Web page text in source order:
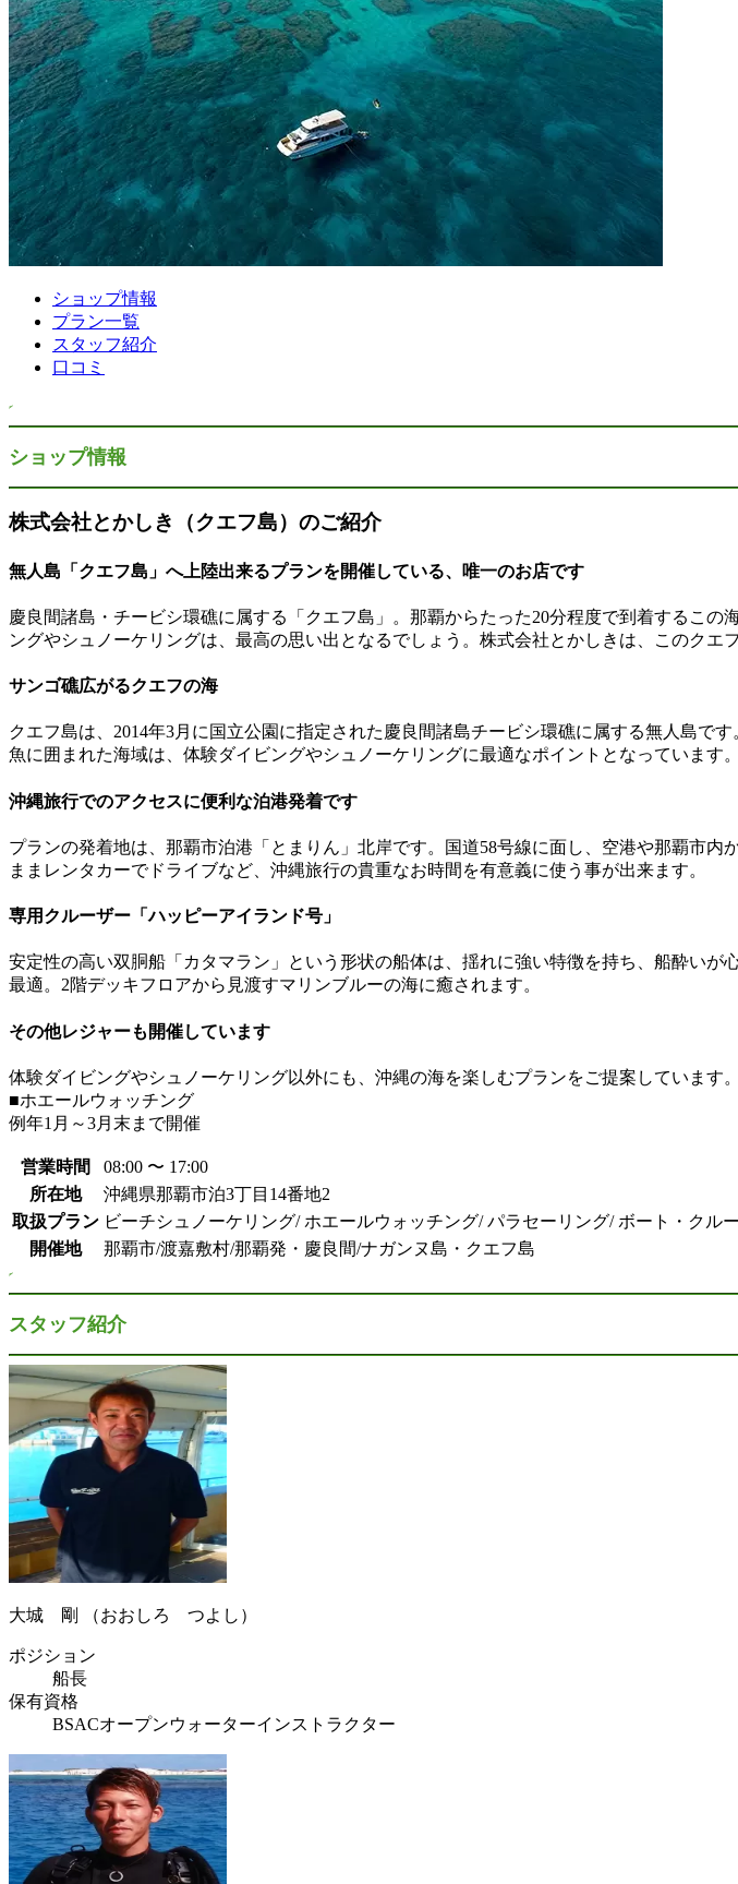
ショップ情報
プラン一覧
スタッフ紹介
口コミ
ショップ情報
株式会社とかしき（クエフ島）のご紹介
無人島「クエフ島」へ上陸出来るプランを開催している、唯一のお店です
慶良間諸島・チービシ環礁に属する「クエフ島」。那覇からたった20分程度で到着するこ
ングやシュノーケリングは、最高の思い出となるでしょう。株式会社とかしきは、このクエ
サンゴ礁広がるクエフの海
クエフ島は、2014年3月に国立公園に指定された慶良間諸島チービシ環礁に属する無人島で
魚に囲まれた海域は、体験ダイビングやシュノーケリングに最適なポイントとなっています。
沖縄旅行でのアクセスに便利な泊港発着です
プランの発着地は、那覇市泊港「とまりん」北岸です。国道58号線に面し、空港や那覇市
ままレンタカーでドライブなど、沖縄旅行の貴重なお時間を有意義に使う事が出来ます。
専用クルーザー「ハッピーアイランド号」
安定性の高い双胴船「カタマラン」という形状の船体は、揺れに強い特徴を持ち、船酔い
最適。2階デッキフロアから見渡すマリンブルーの海に癒されます。
その他レジャーも開催しています
体験ダイビングやシュノーケリング以外にも、沖縄の海を楽しむプランをご提案しています。
■ホエールウォッチング
例年1月～3月末まで開催
営業時間
08:00 〜 17:00
所在地
沖縄県那覇市泊3丁目14番地2
取扱プラン ビーチシュノーケリング/ ホエールウォッチング/ パラセーリング/ ボート・ク
開催地
那覇市/渡嘉敷村/那覇発・慶良間/ナガンヌ島・クエフ島
スタッフ紹介
大城 剛 （おおしろ つよし）
ポジション
船長
保有資格
BSACオープンウォーターインストラクター